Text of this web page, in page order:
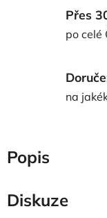
Přes
po celé
na
Popis
Diskuze